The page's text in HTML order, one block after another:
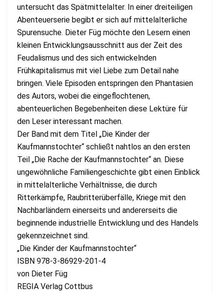
untersucht das Spätmittelalter. In einer dreiteiligen
Abenteuerserie begibt er sich auf mittelalterliche
Spurensuche. Dieter Füg möchte den Lesern einen
kleinen Entwicklungsausschnitt aus der Zeit des
Feudalismus und des sich entwickelnden
Frühkapitalismus mit viel Liebe zum Detail nahe
bringen. Viele Episoden entspringen den Phantasien
des Autors, wobei die eingeflochtenen,
abenteuerlichen Begebenheiten diese Lektüre für
den Leser interessant machen.
Der Band mit dem Titel „Die Kinder der
Kaufmannstochter“ schließt nahtlos an den ersten
Teil „Die Rache der Kaufmannstochter“ an. Diese
ungewöhnliche Familiengeschichte gibt einen Einblick
in mittelalterliche Verhältnisse, die durch
Ritterkämpfe, Raubritterüberfälle, Kriege mit den
Nachbarländern einerseits und andererseits die
beginnende industrielle Entwicklung und des Handels
gekennzeichnet sind.
„Die Kinder der Kaufmannstochter“
ISBN 978-3-86929-201-4
von Dieter Füg
REGIA Verlag Cottbus